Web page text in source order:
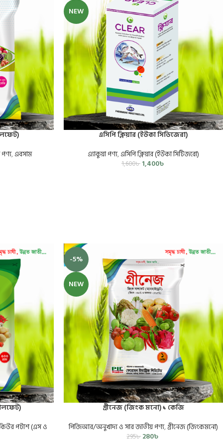
,এবসাম
NEW
এসিপি ক্লিয়ার (ইউকা সিডিজেরা)
এ্যাকুয়া পণ্য,এসিপি ক্লিয়ার (ইউকা সিটিজরো)
1,600৳ 1,400৳
পটাশ (এস ও
-5%
NEW
গ্রীনেজ (জিংক মনো) ১ কেজি
পিজিআর/অনুখাদ্য ও সার জাতীয় পণ্য,গ্রীনেজ (জিংকমনো)
295৳280৳